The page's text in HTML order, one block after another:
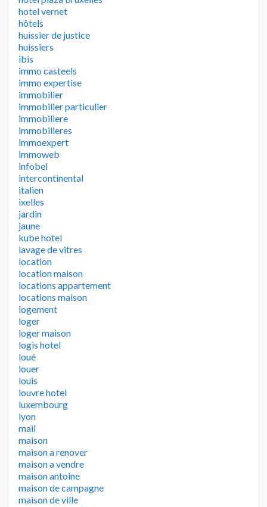
hotel vernet
hôtels
huissier de justice
huissiers
ibis
immo casteels
immo expertise
immobilier
immobilier particulier
immobiliere
immobilieres
immoexpert
immoweb
infobel
intercontinental
italien
ixelles
jardin
jaune
kube hotel
lavage de vitres
location
location maison
locations appartement
locations maison
logement
loger
loger maison
logis hotel
loué
louer
louis
louvre hotel
luxembourg
lyon
mail
maison
maison a renover
maison a vendre
maison antoine
maison de campagne
maison de ville